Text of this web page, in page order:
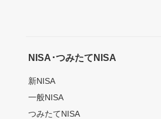
NISA･つみたてNISA
新NISA
一般NISA
つみたてNISA